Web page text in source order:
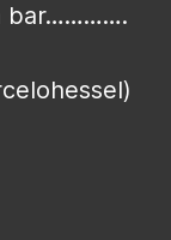
bar………….